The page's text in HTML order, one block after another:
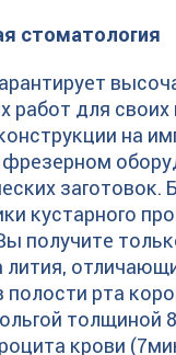
стоматология
работ для
на
заготовок.
кустарного
получите
лития,
рта
толщиной
крови